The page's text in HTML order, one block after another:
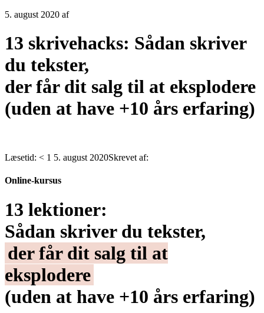
5. august 2020 af
13 skrivehacks: Sådan skriver
du tekster,
der får dit salg til at eksplodere
(uden at have +10 års erfaring)
Læsetid: < 1 5. august 2020Skrevet af:
Online-kursus
13 lektioner:
Sådan skriver du tekster,
der får dit salg til at
eksplodere
(uden at have +10 års erfaring)